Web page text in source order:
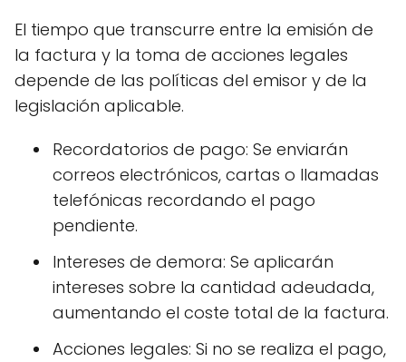
El tiempo que transcurre entre la emisión de
la factura y la toma de acciones legales
depende de las políticas del emisor y de la
legislación aplicable.
Recordatorios de pago: Se enviarán
correos electrónicos, cartas o llamadas
telefónicas recordando el pago
pendiente.
Intereses de demora: Se aplicarán
intereses sobre la cantidad adeudada,
aumentando el coste total de la factura.
Acciones legales: Si no se realiza el pago,